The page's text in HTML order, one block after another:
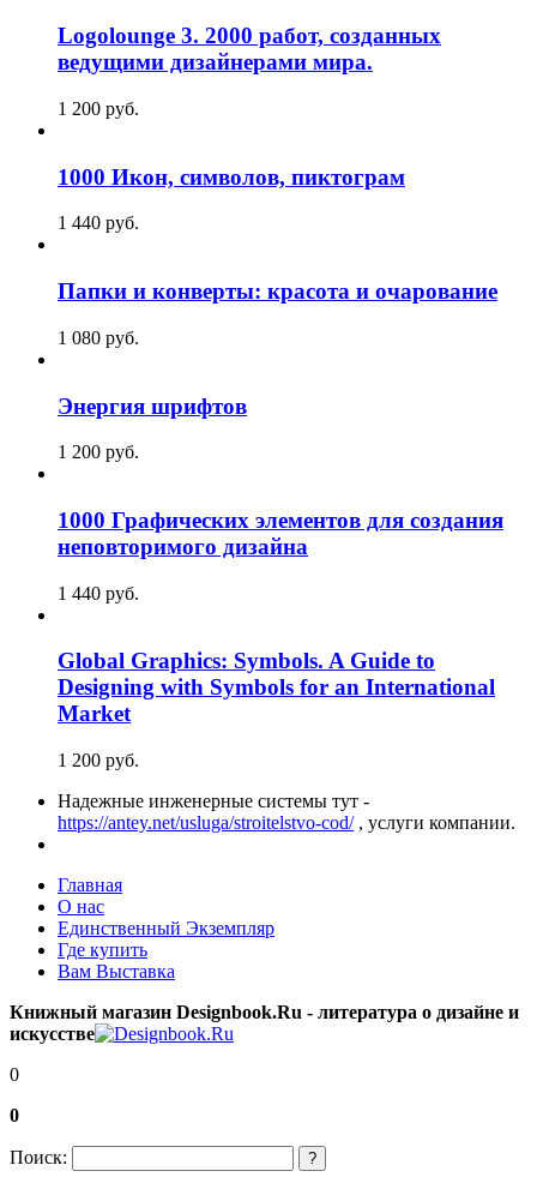
Logolounge 3. 2000 работ, созданных
ведущими дизайнерами мира.
1 200 pуб.
1000 Икон, символов, пиктограм
1 440 pуб.
Папки и конверты: красота и очарование
1 080 pуб.
Энергия шрифтов
1 200 pуб.
1000 Графических элементов для создания
неповторимого дизайна
1 440 pуб.
Global Graphics: Symbols. A Guide to
Designing with Symbols for an International
Market
1 200 pуб.
Надежные инженерные системы тут -
https://antey.net/usluga/stroitelstvo-cod/, услуги компании.
Главная
О нас
Единственный Экземпляр
Где купить
Вам Выставка
Книжный магазин Designbook.Ru - литература о дизайне и
искусстве
0
0
Поиск: ?